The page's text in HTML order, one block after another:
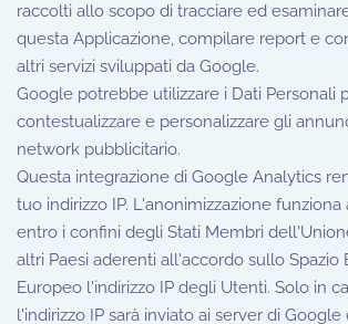
raccolti allo scopo di tracciare ed
questa Applicazione, compilare report e
altri servizi sviluppati da Google.
Google potrebbe utilizzare i Dati Personali
contestualizzare e personalizzare gli
network pubblicitario.
Questa integrazione di Google Analytics
tuo indirizzo IP. L'anonimizzazione
entro i confini degli Stati Membri
altri Paesi aderenti all'accordo sullo Spazio
Europeo l'indirizzo IP degli Utenti. Solo in
l'indirizzo IP sarà inviato ai server di